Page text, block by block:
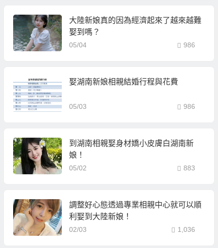
大陸新娘真的因為經濟起來了越來越難
娶到嗎？
05/04 986
娶湖南新娘相親結婚行程與花費
05/03 986
到湖南相親娶身材嬌小皮膚白湖南新
娘！
05/02 883
調整好心態透過專業相親中心就可以順
利娶到大陸新娘！
02/03 1,036